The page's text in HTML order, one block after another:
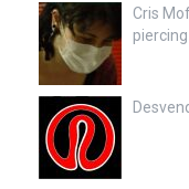
Cris
piercing